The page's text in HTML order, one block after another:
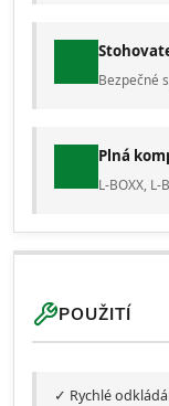
Bezpečné
Plná
L-BOXX,
POUŽITÍ
✓ Rychlé